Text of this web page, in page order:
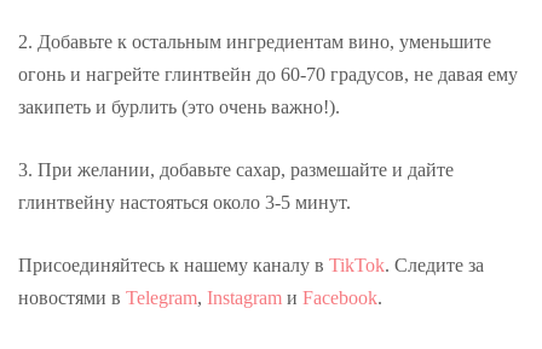
2. Добавьте к остальным ингредиентам вино, уменьшите
огонь и нагрейте глинтвейн до 60-70 градусов, не давая ему
закипеть и бурлить (это очень важно!).
3. При желании, добавьте сахар, размешайте и дайте
глинтвейну настояться около 3-5 минут.
Присоединяйтесь к нашему каналу в TikTok. Следите за
новостями в Telegram, Instagram и Facebook.